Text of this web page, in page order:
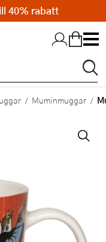
Muminmuggar
40% rabatt